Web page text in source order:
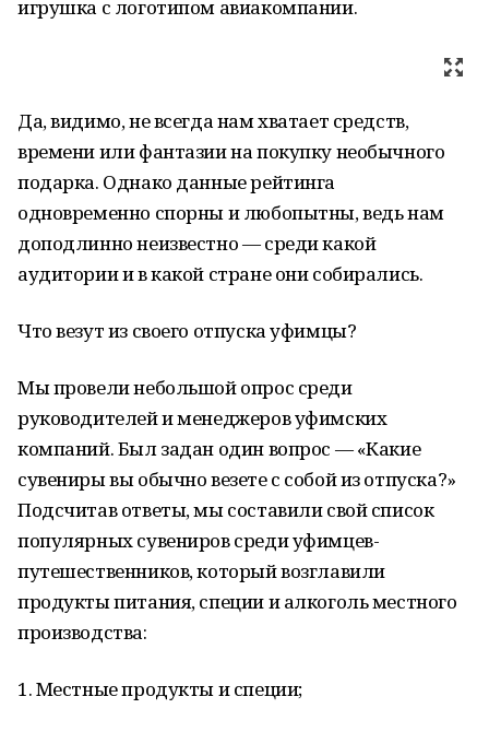
игрушка с логотипом авиакомпании.
Да, видимо, не всегда нам хватает средств,
времени или фантазии на покупку необычного
подарка. Однако данные рейтинга
одновременно спорны и любопытны, ведь нам
доподлинно неизвестно — среди какой
аудитории и в какой стране они собирались.
Что везут из своего отпуска уфимцы?
Мы провели небольшой опрос среди
руководителей и менеджеров уфимских
компаний. Был задан один вопрос — «Какие
сувениры вы обычно везете с собой из отпуска?»
Подсчитав ответы, мы составили свой список
популярных сувениров среди уфимцев-
путешественников, который возглавили
продукты питания, специи и алкоголь местного
производства:
1. Местные продукты и специи;